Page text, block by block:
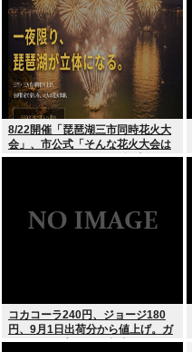
8/22開催「琵琶湖三市同時花火大
会」、市公式「そんな花火大会は
存在しない」→ SNS阿鼻叫喚
コカコーラ240円、ジョージ180
円、9月1日出荷分から値上げ。ガ
ソリンより高いとか意味不明すぎ